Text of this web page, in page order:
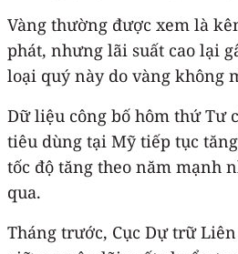
Vàng thường được xem là
phát, nhưng lãi suất cao lại
loại quý này do vàng không
Dữ liệu công bố hôm thứ Tư
tiêu dùng tại Mỹ tiếp tục
tốc độ tăng theo năm mạnh
qua.
Tháng trước, Cục Dự trữ